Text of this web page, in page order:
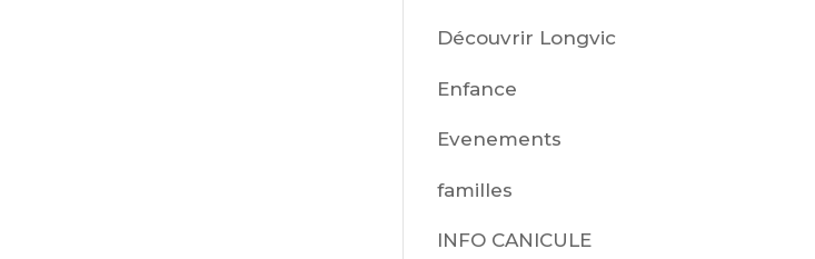
Découvrir Longvic
Enfance
Evenements
familles
INFO CANICULE